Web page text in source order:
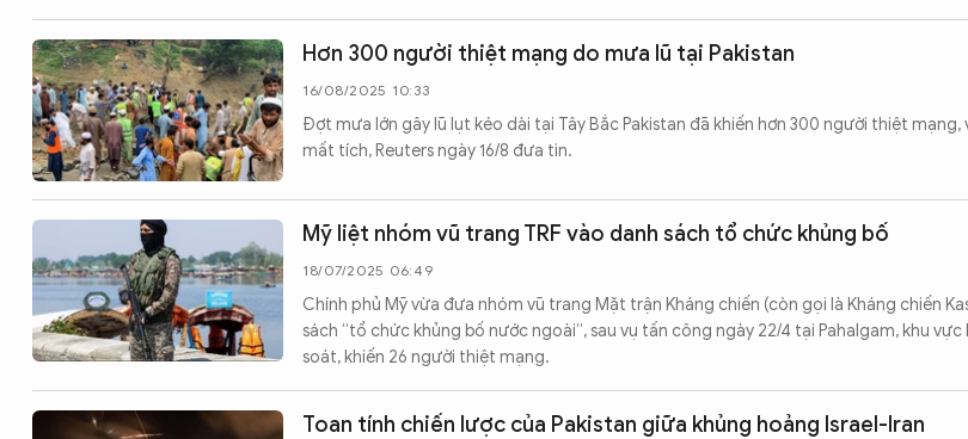
Hơn 300 người thiệt mạng do mưa lũ tại Pakistan
16/08/2025 10:33
Đợt mưa lớn gây lũ lụt kéo dài tại Tây Bắc Pakistan đã khiến hơn 300 người thiệt mạng,
mất tích, Reuters ngày 16/8 đưa tin.
Mỹ liệt nhóm vũ trang TRF vào danh sách tổ chức khủng bố
18/07/2025 06:49
Chính phủ Mỹ vừa đưa nhóm vũ trang Mặt trận Kháng chiến (còn gọi là Kháng chiến
sách “tổ chức khủng bố nước ngoài”, sau vụ tấn công ngày 22/4 tại Pahalgam, khu
soát, khiến 26 người thiệt mạng.
Toan tính chiến lược của Pakistan giữa khủng hoảng Israel-Iran